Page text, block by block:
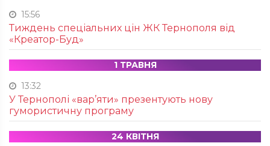
15:56
Тиждень спеціальних цін ЖК Тернополя від
«Креатор-Буд»
1 ТРАВНЯ
13:32
У Тернополі «вар’яти» презентують нову
гумористичну програму
24 КВІТНЯ